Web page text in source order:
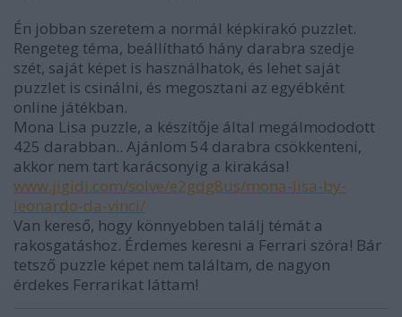
Én jobban szeretem a normál képkirakó puzzlet.
Rengeteg téma, beállítható hány darabra szedje
szét, saját képet is használhatok, és lehet saját
puzzlet is csinálni, és megosztani az egyébként
online játékban.
Mona Lisa puzzle, a készítője által megálmododott
425 darabban.. Ajánlom 54 darabra csökkenteni,
akkor nem tart karácsonyig a kirakása!
www.jigidi.com/solve/e2gdg8us/mona-lisa-by-
leonardo-da-vinci/
Van kereső, hogy könnyebben találj témát a
rakosgatáshoz. Érdemes keresni a Ferrari szóra! Bár
tetsző puzzle képet nem találtam, de nagyon
érdekes Ferrarikat láttam!